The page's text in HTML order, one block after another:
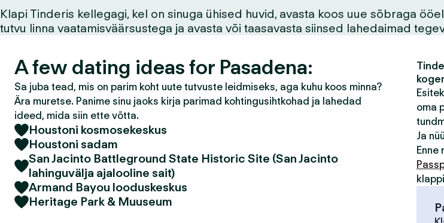
Klapi Tinderis kellegagi, kel on sinuga ühised huvid, avasta koos uue sõbraga
tutvu linna vaatamisväärsustega ja avasta või taasavasta siinsed lahedaimad
A few dating ideas for Pasadena:
Sa juba tead, mis on parim koht uute tutvuste leidmiseks, aga kuhu koos minna?
Ära muretse. Panime sinu jaoks kirja parimad kohtingusihtkohad ja lahedad
ideed, mida siin ette võtta.
Houstoni kosmosekeskus
Houstoni sadam
San Jacinto Battleground State Historic Site (San Jacinto
lahinguvälja ajalooline sait)
Armand Bayou looduskeskus
Heritage Park & Muuseum
oma
Ja